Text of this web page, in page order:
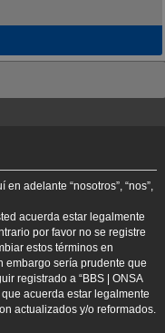
adelante “nosotros”, “nos”,
acuerda estar legalmente
por favor no se registre
estos términos en
embargo sería prudente que
registrado a “BBS | ONSA
acuerda estar legalmente
actualizados y/o reformados.